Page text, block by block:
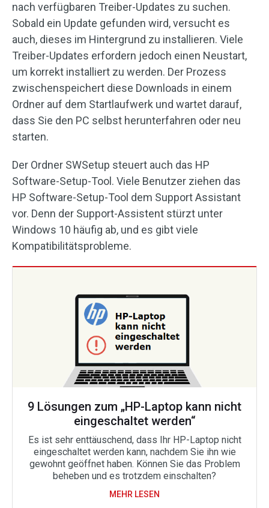
nach verfügbaren Treiber-Updates zu suchen.
Sobald ein Update gefunden wird, versucht es
auch, dieses im Hintergrund zu installieren. Viele
Treiber-Updates erfordern jedoch einen Neustart,
um korrekt installiert zu werden. Der Prozess
zwischenspeichert diese Downloads in einem
Ordner auf dem Startlaufwerk und wartet darauf,
dass Sie den PC selbst herunterfahren oder neu
starten.
Der Ordner SWSetup steuert auch das HP
Software-Setup-Tool. Viele Benutzer ziehen das
HP Software-Setup-Tool dem Support Assistant
vor. Denn der Support-Assistent stürzt unter
Windows 10 häufig ab, und es gibt viele
Kompatibilitätsprobleme.
9 Lösungen zum „HP-Laptop kann nicht
eingeschaltet werden“
Es ist sehr enttäuschend, dass Ihr HP-Laptop nicht
eingeschaltet werden kann, nachdem Sie ihn wie
gewohnt geöffnet haben. Können Sie das Problem
beheben und es trotzdem einschalten?
MEHR LESEN